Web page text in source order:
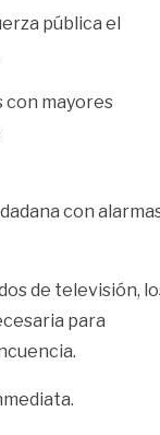
pública el
con mayores
con
de televisión,
para